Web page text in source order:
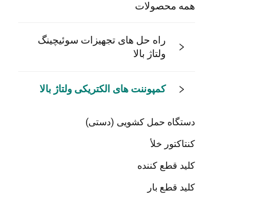
همه محصولات
راه حل های تجهیزات سوئیچینگ
ولتاژ بالا
کمپوننت های الکتریکی ولتاژ بالا
دستگاه حمل کشویی (دستی)
کنتاکتور خلأ
کلید قطع کننده
کلید قطع بار